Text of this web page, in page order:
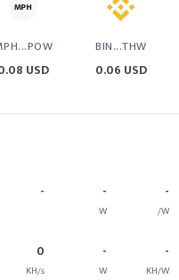
USD
BIN...THW
0.06 USD
- -
W
-
/W
0
KH/s
-
W
-
KH/W